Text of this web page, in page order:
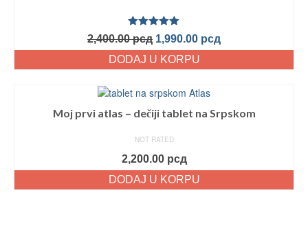
Ocenjeno
sa5.00od
5
2,400.00рсд 1,990.00 рсд
DODAJ U KORPU
Moj prvi atlas – dečiji tablet na Srpskom
NOT RATED
2,200.00 рсд
DODAJ U KORPU